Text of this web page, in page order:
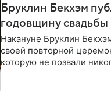
Бруклин Бекхэм
годовщину свадьбы
Накануне Бруклин
своей повторной
которую не позвали